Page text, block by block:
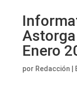
Enero
por Redacción